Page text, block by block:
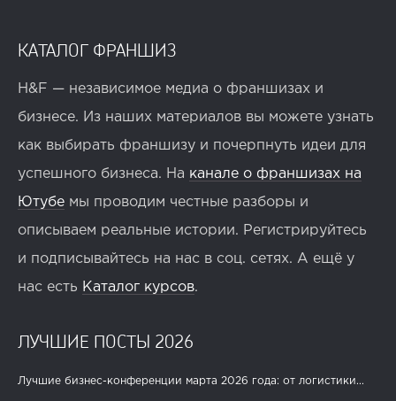
КАТАЛОГ ФРАНШИЗ
H&F — независимое медиа о франшизах и
бизнесе. Из наших материалов вы можете узнать
как выбирать франшизу и почерпнуть идеи для
успешного бизнеса. На канале о франшизах на
Ютубе мы проводим честные разборы и
описываем реальные истории. Регистрируйтесь
и подписывайтесь на нас в соц. сетях. А ещё у
нас есть Каталог курсов.
ЛУЧШИЕ ПОСТЫ 2026
Лучшие бизнес-конференции марта 2026 года: от логистики...